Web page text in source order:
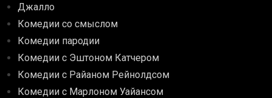
Джалло
Комедии со смыслом
Комедии пародии
Комедии с Эштоном Катчером
Комедии с Райаном Рейнолдсом
Комедии с Марлоном Уайансом